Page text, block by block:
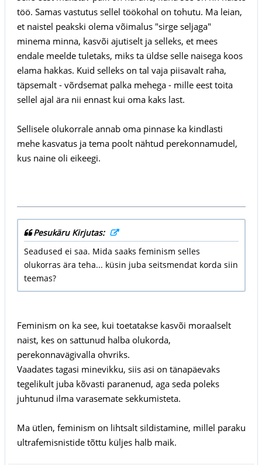
töö. Samas vastutus sellel töökohal on tohutu. Ma leian,
et naistel peakski olema võimalus "sirge seljaga"
minema minna, kasvõi ajutiselt ja selleks, et mees
endale meelde tuletaks, miks ta üldse selle naisega koos
elama hakkas. Kuid selleks on tal vaja piisavalt raha,
täpsemalt - võrdsemat palka mehega - mille eest toita
sellel ajal ära nii ennast kui oma kaks last.
Sellisele olukorrale annab oma pinnase ka kindlasti
mehe kasvatus ja tema poolt nähtud perekonnamudel,
kus naine oli eikeegi.
Pesukäru Kirjutas:
Seadused ei saa. Mida saaks feminism selles
olukorras ära teha... küsin juba seitsmendat korda siin
teemas?
Feminism on ka see, kui toetatakse kasvõi moraalselt
naist, kes on sattunud halba olukorda,
perekonnavägivalla ohvriks.
Vaadates tagasi minevikku, siis asi on tänapäevaks
tegelikult juba kõvasti paranenud, aga seda poleks
juhtunud ilma varasemate sekkumisteta.
Ma ütlen, feminism on lihtsalt sildistamine, millel paraku
ultrafemisnistide tõttu küljes halb maik.